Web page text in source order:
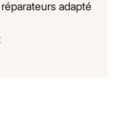
adapté